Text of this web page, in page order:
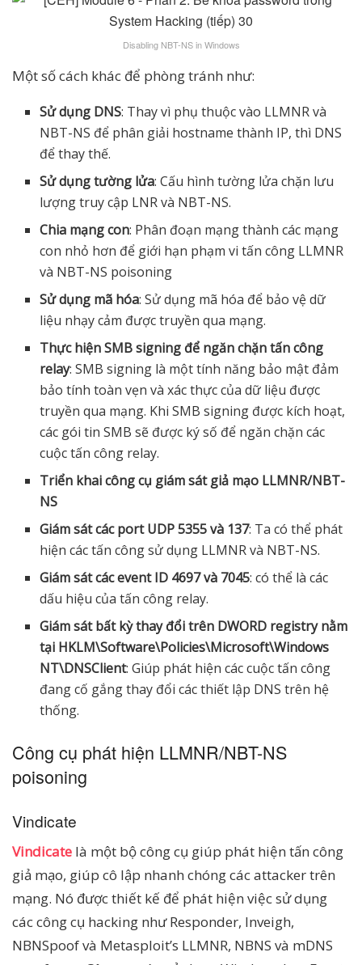
Disabling NBT-NS in Windows
Một số cách khác để phòng tránh như:
Sử dụng DNS: Thay vì phụ thuộc vào LLMNR và
NBT-NS để phân giải hostname thành IP, thì DNS
để thay thế.
Sử dụng tường lửa: Cấu hình tường lửa chặn lưu
lượng truy cập LNR và NBT-NS.
Chia mạng con: Phân đoạn mạng thành các mạng
con nhỏ hơn để giới hạn phạm vi tấn công LLMNR
và NBT-NS poisoning
Sử dụng mã hóa: Sử dụng mã hóa để bảo vệ dữ
liệu nhạy cảm được truyền qua mạng.
Thực hiện SMB signing để ngăn chặn tấn công
relay: SMB signing là một tính năng bảo mật đảm
bảo tính toàn vẹn và xác thực của dữ liệu được
truyền qua mạng. Khi SMB signing được kích hoạt,
các gói tin SMB sẽ được ký số để ngăn chặn các
cuộc tấn công relay.
Triển khai công cụ giám sát giả mạo LLMNR/NBT-
NS
Giám sát các port UDP 5355 và 137: Ta có thể phát
hiện các tấn công sử dụng LLMNR và NBT-NS.
Giám sát các event ID 4697 và 7045: có thể là các
dấu hiệu của tấn công relay.
Giám sát bất kỳ thay đổi trên DWORD registry nằm
tại HKLM\Software\Policies\Microsoft\Windows
NT\DNSClient: Giúp phát hiện các cuộc tấn công
đang cố gắng thay đổi các thiết lập DNS trên hệ
thống.
Công cụ phát hiện LLMNR/NBT-NS
poisoning
Vindicate
Vindicate là một bộ công cụ giúp phát hiện tấn công
giả mạo, giúp cô lập nhanh chóng các attacker trên
mạng. Nó được thiết kế để phát hiện việc sử dụng
các công cụ hacking như Responder, Inveigh,
NBNSpoof và Metasploit’s LLMNR, NBNS và mDNS